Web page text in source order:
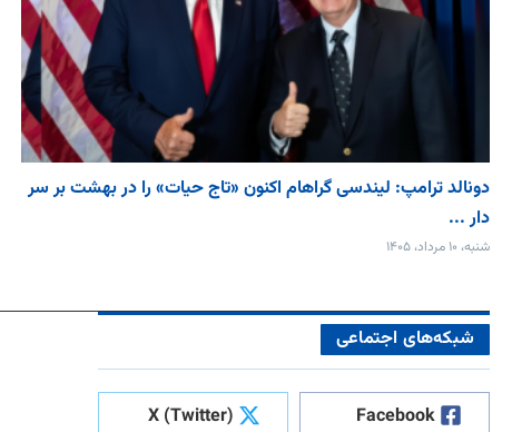
دونالد ترامپ: لیندسی گراهام اکنون «تاج حیات» را در بهشت بر سر
دار ...
شنبه، ۱۰ مرداد، ۱۴۰۵
شبکه‌های اجتماعی
Facebook
X (Twitter)